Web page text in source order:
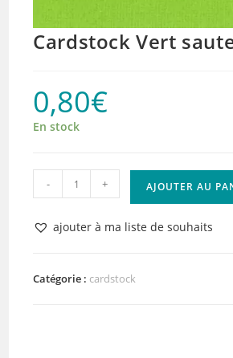
Cardstock Vert
0,80€
En stock
quantité
de
Cardstock
- + AJOUTER AU
ajouter à ma liste de souhaits
Catégorie : cardstock